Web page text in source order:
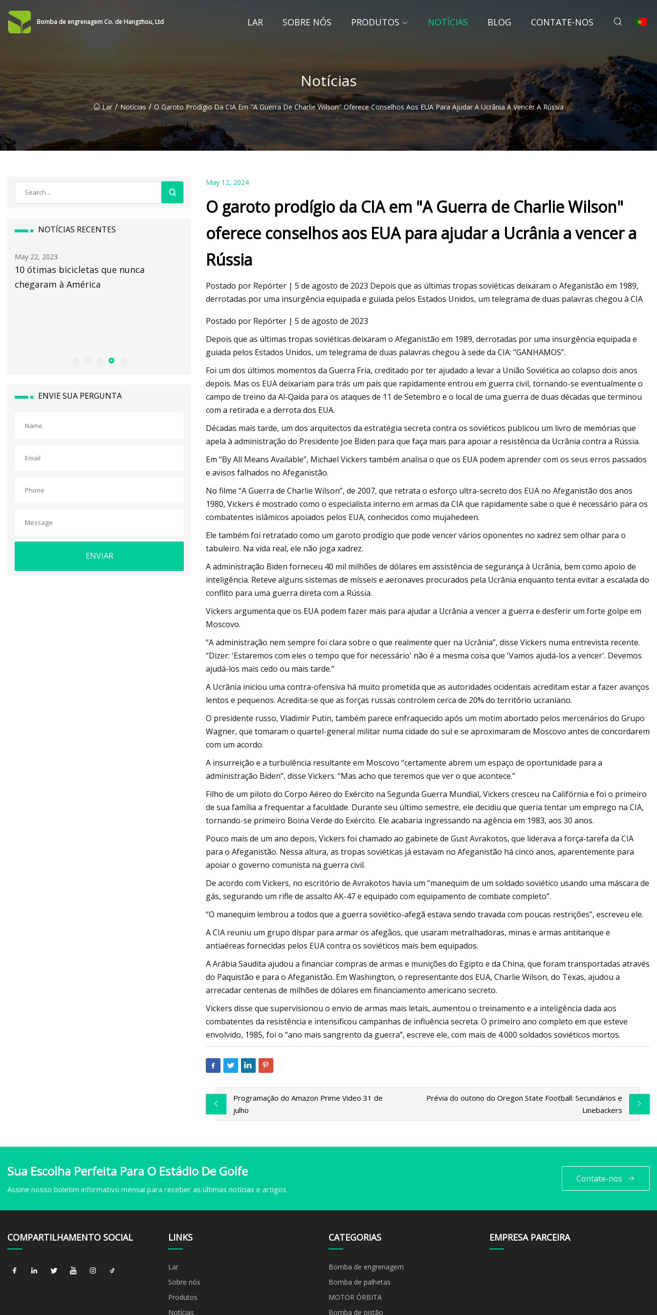
Bomba de engrenagem Co. de Hangzhou, Ltd LAR SOBRE NÓS PRODUTOS NOTÍCIAS BLOG CONTATE-NOS
Notícias
Lar / Notícias / O Garoto Prodígio Da CIA Em "A Guerra De Charlie Wilson" Oferece Conselhos Aos EUA Para Ajudar A Ucrânia A Vencer A Rússia
NOTÍCIAS RECENTES
May 22, 2023
10 ótimas bicicletas que nunca
chegaram à América
May 24, 2023
Associação do uso de insulina com
remodelamento do VE e desfechos
clínicos em pacientes diabéticos com
reduzida: avaliada por ressonância
magnética cardíaca
sorrisos por hora
ENVIE SUA PERGUNTA
ENVIAR
May 12, 2024
O garoto prodígio da CIA em "A Guerra de Charlie Wilson"
oferece conselhos aos EUA para ajudar a Ucrânia a vencer a
Rússia
Postado por Repórter | 5 de agosto de 2023 Depois que as últimas tropas soviéticas deixaram o Afeganistão em 1989,
derrotadas por uma insurgência equipada e guiada pelos Estados Unidos, um telegrama de duas palavras chegou à CIA
Postado por Repórter | 5 de agosto de 2023
Depois que as últimas tropas soviéticas deixaram o Afeganistão em 1989, derrotadas por uma insurgência equipada e
guiada pelos Estados Unidos, um telegrama de duas palavras chegou à sede da CIA: “GANHAMOS”.
Foi um dos últimos momentos da Guerra Fria, creditado por ter ajudado a levar a União Soviética ao colapso dois anos
depois. Mas os EUA deixariam para trás um país que rapidamente entrou em guerra civil, tornando-se eventualmente o
campo de treino da Al-Qaida para os ataques de 11 de Setembro e o local de uma guerra de duas décadas que terminou
com a retirada e a derrota dos EUA.
Décadas mais tarde, um dos arquitectos da estratégia secreta contra os soviéticos publicou um livro de memórias que
apela à administração do Presidente Joe Biden para que faça mais para apoiar a resistência da Ucrânia contra a Rússia.
Em “By All Means Available”, Michael Vickers também analisa o que os EUA podem aprender com os seus erros passados ​​
e avisos falhados no Afeganistão.
No filme “A Guerra de Charlie Wilson”, de 2007, que retrata o esforço ultra-secreto dos EUA no Afeganistão dos anos
1980, Vickers é mostrado como o especialista interno em armas da CIA que rapidamente sabe o que é necessário para os
combatentes islâmicos apoiados pelos EUA, conhecidos como mujahedeen.
Ele também foi retratado como um garoto prodígio que pode vencer vários oponentes no xadrez sem olhar para o
tabuleiro. Na vida real, ele não joga xadrez.
A administração Biden forneceu 40 mil milhões de dólares em assistência de segurança à Ucrânia, bem como apoio de
inteligência. Reteve alguns sistemas de mísseis e aeronaves procurados pela Ucrânia enquanto tenta evitar a escalada do
conflito para uma guerra direta com a Rússia.
Vickers argumenta que os EUA podem fazer mais para ajudar a Ucrânia a vencer a guerra e desferir um forte golpe em
Moscovo.
“A administração nem sempre foi clara sobre o que realmente quer na Ucrânia”, disse Vickers numa entrevista recente.
“Dizer: 'Estaremos com eles o tempo que for necessário' não é a mesma coisa que 'Vamos ajudá-los a vencer'. Devemos
ajudá-los mais cedo ou mais tarde.”
A Ucrânia iniciou uma contra-ofensiva há muito prometida que as autoridades ocidentais acreditam estar a fazer avanços
lentos e pequenos. Acredita-se que as forças russas controlem cerca de 20% do território ucraniano.
O presidente russo, Vladimir Putin, também parece enfraquecido após um motim abortado pelos mercenários do Grupo
Wagner, que tomaram o quartel-general militar numa cidade do sul e se aproximaram de Moscovo antes de concordarem
com um acordo.
A insurreição e a turbulência resultante em Moscovo “certamente abrem um espaço de oportunidade para a
administração Biden”, disse Vickers. “Mas acho que teremos que ver o que acontece.”
Filho de um piloto do Corpo Aéreo do Exército na Segunda Guerra Mundial, Vickers cresceu na Califórnia e foi o primeiro
de sua família a frequentar a faculdade. Durante seu último semestre, ele decidiu que queria tentar um emprego na CIA,
tornando-se primeiro Boina Verde do Exército. Ele acabaria ingressando na agência em 1983, aos 30 anos.
Pouco mais de um ano depois, Vickers foi chamado ao gabinete de Gust Avrakotos, que liderava a força-tarefa da CIA
para o Afeganistão. Nessa altura, as tropas soviéticas já estavam no Afeganistão há cinco anos, aparentemente para
apoiar o governo comunista na guerra civil.
De acordo com Vickers, no escritório de Avrakotos havia um “manequim de um soldado soviético usando uma máscara de
gás, segurando um rifle de assalto AK-47 e equipado com equipamento de combate completo”.
“O manequim lembrou a todos que a guerra soviético-afegã estava sendo travada com poucas restrições”, escreveu ele.
A CIA reuniu um grupo díspar para armar os afegãos, que usaram metralhadoras, minas e armas antitanque e
antiaéreas fornecidas pelos EUA contra os soviéticos mais bem equipados.
A Arábia Saudita ajudou a financiar compras de armas e munições do Egipto e da China, que foram transportadas através
do Paquistão e para o Afeganistão. Em Washington, o representante dos EUA, Charlie Wilson, do Texas, ajudou a
arrecadar centenas de milhões de dólares em financiamento americano secreto.
Vickers disse que supervisionou o envio de armas mais letais, aumentou o treinamento e a inteligência dada aos
combatentes da resistência e intensificou campanhas de influência secreta. O primeiro ano completo em que esteve
envolvido, 1985, foi o “ano mais sangrento da guerra”, escreve ele, com mais de 4.000 soldados soviéticos mortos.
Programação do Amazon Prime Video 31 de
julho
Prévia do outono do Oregon State Football: Secundários e
Linebackers
Sua Escolha Perfeita Para O Estádio De Golfe
Assine nosso boletim informativo mensal para receber as últimas notícias e artigos
Contate-nos
COMPARTILHAMENTO SOCIAL LINKS
Lar
Sobre nós
Produtos
Notícias
CATEGORIAS
Bomba de engrenagem
Bomba de palhetas
MOTOR ÓRBITA
Bomba de pistão
EMPRESA PARCEIRA